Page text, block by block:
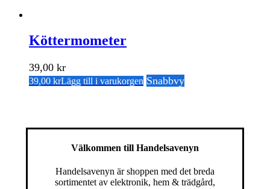
Köttermometer
39,00 kr
39,00 krLägg till i varukorgen Snabbvy
Välkommen till Handelsavenyn
Handelsavenyn är shoppen med det breda
sortimentet av elektronik, hem & trädgård,